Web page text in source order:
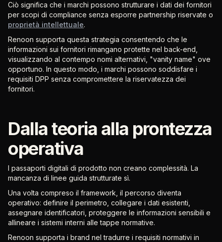
Ciò significa che i marchi possono strutturare i dati dei fornitori
per scopi di compliance senza esporre partnership riservate o
proprietà intellettuale.
Renoon supporta questa strategia consentendo che le
informazioni sui fornitori rimangano protette nel back-end,
visualizzando al contempo nomi alternativi, "vanity name" ove
opportuno. In questo modo, i marchi possono soddisfare i
requisiti DPP senza compromettere la riservatezza dei
fornitori.
Dalla teoria alla prontezza
operativa
I passaporti digitali di prodotto non creano complessità. La
mancanza di linee guida strutturate sì.
Una volta compreso il framework, il percorso diventa
operativo: definire il perimetro, collegare i dati esistenti,
assegnare identificatori, proteggere le informazioni sensibili e
allineare i sistemi interni alle tappe normative.
Renoon supporta i brand nel tradurre i requisiti normativi in